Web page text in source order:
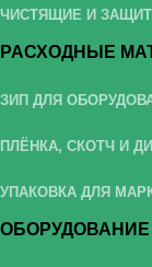
ЧИСТЯЩИЕ И
РАСХОДНЫЕ
ЗИП ДЛЯ
ПЛЁНКА, СКОТЧ И
УПАКОВКА ДЛЯ
ОБОРУДОВАНИЕ